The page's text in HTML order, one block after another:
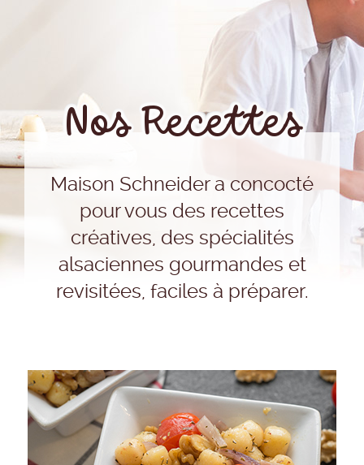
Nos Recettes
Maison Schneider a concocté
pour vous des recettes
créatives, des spécialités
alsaciennes gourmandes et
revisitées, faciles à préparer.